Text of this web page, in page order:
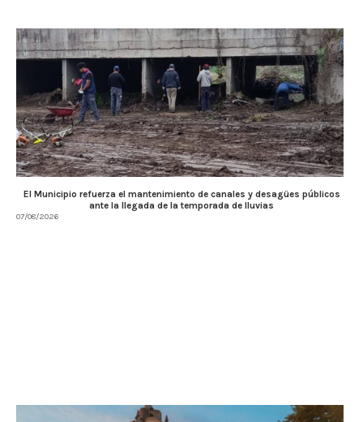
El Municipio refuerza el mantenimiento de canales y desagües públicos
ante la llegada de la temporada de lluvias
07/08/2026